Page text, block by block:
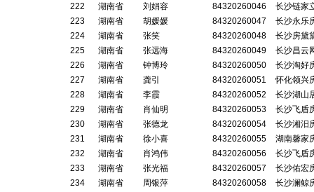
222
湖南省 刘娟容 84320260046
长沙链家
223
湖南省 胡媛媛 84320260047
长沙永乐
224
湖南省 张笑 84320260048
长沙房黛
225
湖南省 张远海 84320260049
长沙昌云
226
湖南省 钟博玲 84320260050
长沙淘好
227
湖南省 龚引 84320260051
怀化领兴
228
湖南省 李霞 84320260052
长沙湖山
229
湖南省 肖仙明 84320260053
长沙飞盾
230
湖南省 张德龙 84320260054
长沙湘汨
231
湖南省 徐小喜 84320260055
湖南馨家
232
湖南省 肖鸿伟 84320260056
长沙飞盾
233
湖南省 张光福 84320260057
长沙佑宏
234
湖南省 周银萍 84320260058
长沙澜鲸